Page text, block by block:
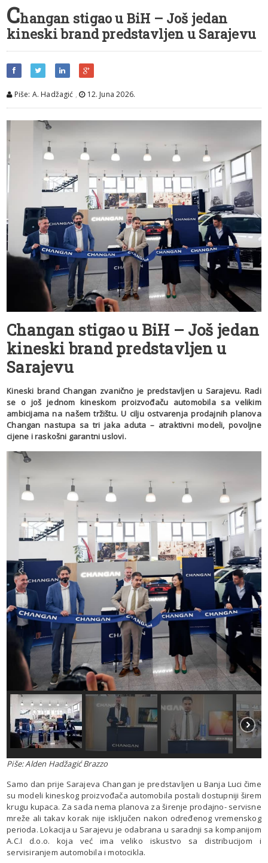
Changan stigao u BiH – Još jedan
kineski brand predstavljen u Sarajevu
Piše: A. Hadžagić , 12. Juna 2026.
Changan stigao u BiH – Još jedan
kineski brand predstavljen u
Sarajevu
Kineski brand Changan zvanično je predstavljen u Sarajevu. Radi
se o još jednom kineskom proizvođaču automobila sa velikim
ambicijama na našem tržištu. U cilju ostvarenja prodajnih planova
Changan nastupa sa tri jaka aduta – atraktivni modeli, povoljne
cijene i raskošni garantni uslovi.
Piše: Alden Hadžagić Brazzo
Samo dan prije Sarajeva Changan je predstavljen u Banja Luci čime
su modeli kineskog proizvođača automobila postali dostupniji širem
krugu kupaca. Za sada nema planova za širenje prodajno- servisne
mreže ali takav korak nije isključen nakon određenog vremenskog
perioda. Lokacija u Sarajevu je odabrana u saradnji sa kompanijom
A.C.I d.o.o. koja već ima veliko iskustvo sa distribucijom i
servisiranjem automobila i motocikla.